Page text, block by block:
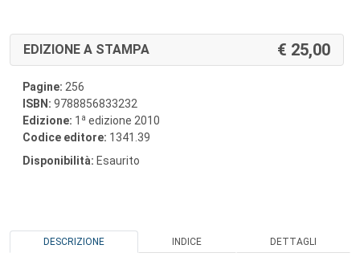
EDIZIONE A STAMPA 25,00
Pagine: 256
ISBN: 9788856833232
Edizione: 1 a edizione 2010
Codice editore: 1341.39
Disponibilità: Esaurito
DESCRIZIONE INDICE DETTAGLI